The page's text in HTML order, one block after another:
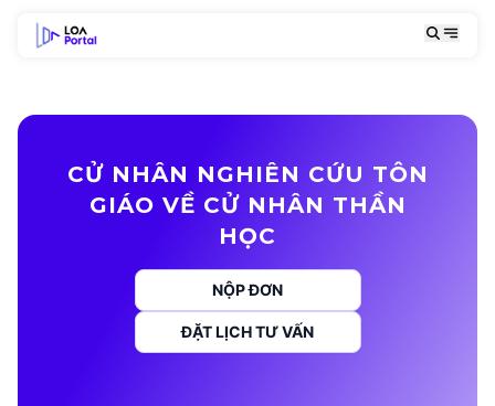
CỬ NHÂN NGHIÊN CỨU TÔN
GIÁO VỀ CỬ NHÂN THẦN
HỌC
NỘP ĐƠN
ĐẶT LỊCH TƯ VẤN